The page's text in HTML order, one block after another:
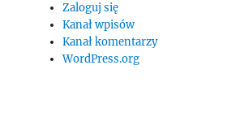
Zaloguj się
Kanał wpisów
Kanał komentarzy
WordPress.org